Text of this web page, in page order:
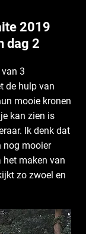
2019
dag 2
3
de hulp van
mooie kronen
kan zien is
Ik denk dat
nog mooier
maken van
zo zwoel en